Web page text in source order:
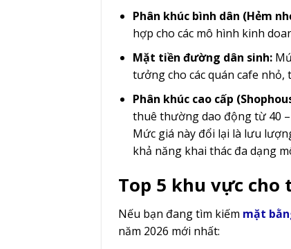
Phân khúc bình dân (Hẻm
hợp cho các mô hình kinh
Mặt tiền đường dân sinh:
tưởng cho các quán cafe nhỏ,
Phân khúc cao cấp
thuê thường dao động từ 40
Mức giá này đổi lại là lưu
khả năng khai thác đa dạng
Top 5 khu vực cho
Nếu bạn đang tìm kiếm mặt
năm 2026 mới nhất: